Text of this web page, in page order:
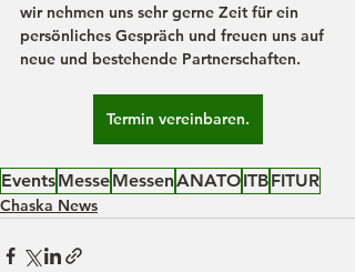
wir nehmen uns sehr gerne Zeit für ein
persönliches Gespräch und freuen uns auf
neue und bestehende Partnerschaften.
Termin vereinbaren.
EventsMesseMessenANATOITBFITUR
Chaska News